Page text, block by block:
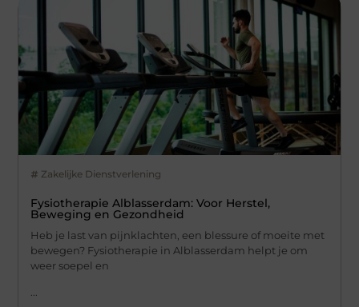
Zakelijke Dienstverlening
Fysiotherapie Alblasserdam: Voor Herstel,
Beweging en Gezondheid
Heb je last van pijnklachten, een blessure of moeite met
bewegen? Fysiotherapie in Alblasserdam helpt je om
weer soepel en
...